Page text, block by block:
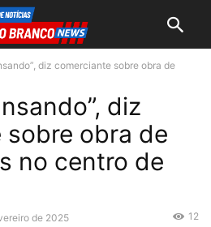
diz comerciante sobre obra de
diz
obra de
no centro de
de 2025 12